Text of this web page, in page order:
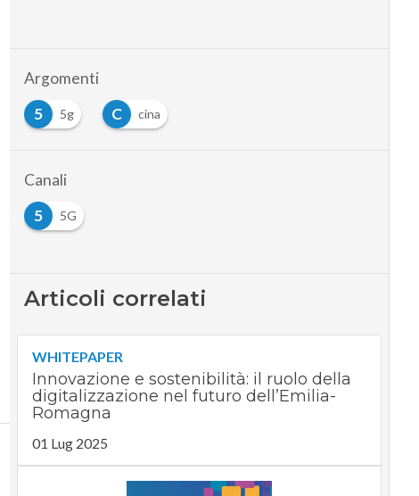
Argomenti
5
5g C cina
Canali
5
5G
Articoli correlati
WHITEPAPER
Innovazione e sostenibilità: il ruolo della
digitalizzazione nel futuro dell’Emilia-
Romagna
01 Lug 2025